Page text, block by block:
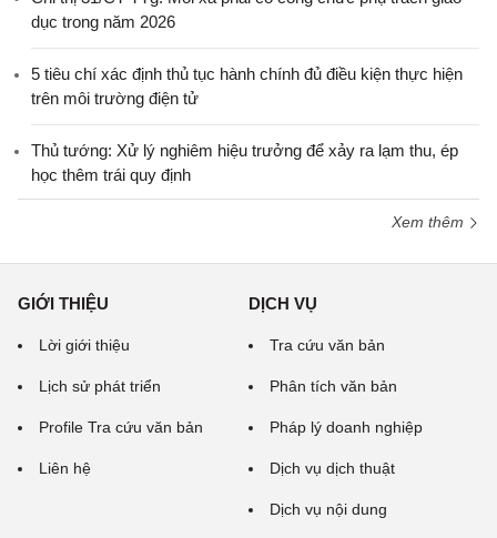
dục trong năm 2026
5 tiêu chí xác định thủ tục hành chính đủ điều kiện thực hiện
trên môi trường điện tử
Thủ tướng: Xử lý nghiêm hiệu trưởng để xảy ra lạm thu, ép
học thêm trái quy định
Xem thêm
GIỚI THIỆU
Lời giới thiệu
Lịch sử phát triển
Profile Tra cứu văn bản
Liên hệ
DỊCH VỤ
Tra cứu văn bản
Phân tích văn bản
Pháp lý doanh nghiệp
Dịch vụ dịch thuật
Dịch vụ nội dung